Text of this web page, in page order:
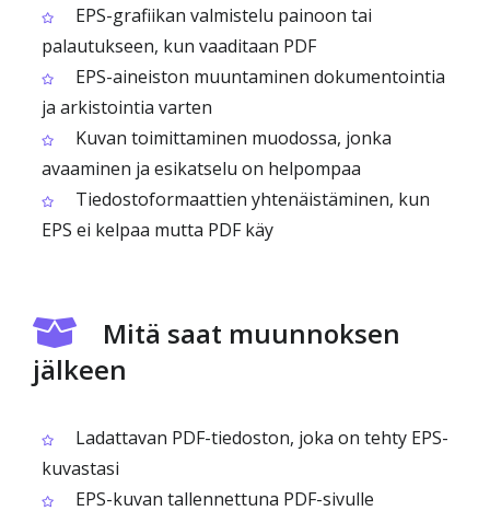
EPS-grafiikan valmistelu painoon tai
palautukseen, kun vaaditaan PDF
EPS-aineiston muuntaminen dokumentointia
ja arkistointia varten
Kuvan toimittaminen muodossa, jonka
avaaminen ja esikatselu on helpompaa
Tiedostoformaattien yhtenäistäminen, kun
EPS ei kelpaa mutta PDF käy
Mitä saat muunnoksen
jälkeen
Ladattavan PDF-tiedoston, joka on tehty EPS-
kuvastasi
EPS-kuvan tallennettuna PDF-sivulle